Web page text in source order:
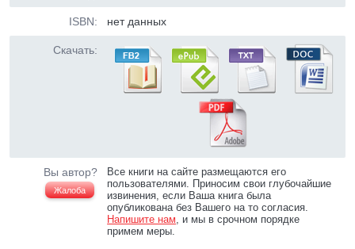
ISBN: нет данных
Скачать:
Вы автор?
Жалоба
Все книги на сайте размещаются его
пользователями. Приносим свои глубочайшие
извинения, если Ваша книга была
опубликована без Вашего на то согласия.
Напишите нам, и мы в срочном порядке
примем меры.